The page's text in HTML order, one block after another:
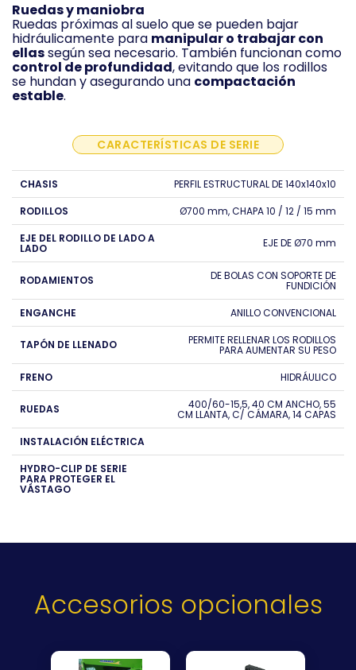
Ruedas y maniobra
Ruedas próximas al suelo que se pueden bajar
hidráulicamente para manipular o trabajar con
ellassegún sea necesario. También funcionan como
control de profundidad, evitando que los rodillos
se hundan y asegurando una compactación
estable.
CARACTERÍSTICAS DE SERIE
CHASIS
PERFIL ESTRUCTURAL DE 140x140x10
RODILLOS
Ø700 mm, CHAPA 10 / 12 / 15 mm
EJE DEL RODILLO DE LADO A
LADO EJE DE Ø70 mm
RODAMIENTOS DE BOLAS CON SOPORTE DE
FUNDICIÓN
ENGANCHE
ANILLO CONVENCIONAL
TAPÓN DE LLENADO PERMITE RELLENAR LOS RODILLOS
PARA AUMENTAR SU PESO
FRENO
HIDRÁULICO
RUEDAS 400/60-15,5, 40 CM ANCHO, 55
CM LLANTA, C/ CÁMARA, 14 CAPAS
INSTALACIÓN ELÉCTRICA
HYDRO-CLIP DE SERIE
PARA PROTEGER EL
VÁSTAGO
Accesorios opcionales